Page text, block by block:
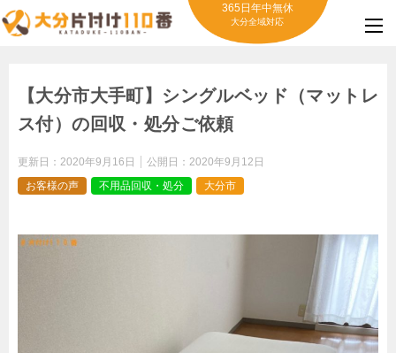
365日年中無休
大分全域対応
【大分市大手町】シングルベッド（マットレ
ス付）の回収・処分ご依頼
更新日： 2020年9月16日 公開日： 2020年9月12日
お客様の声
不用品回収・処分 大分市